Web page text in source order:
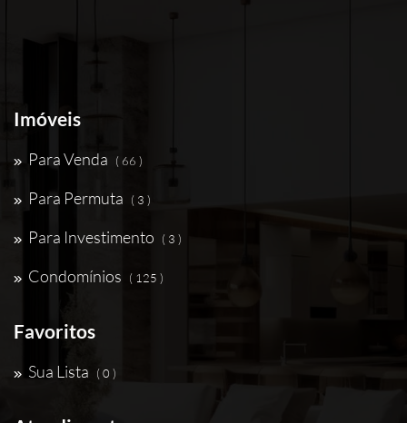
Imóveis
Para Venda ( 66 )
Para Permuta ( 3 )
Para Investimento ( 3 )
Condomínios ( 125 )
Favoritos
Sua Lista ( 0 )